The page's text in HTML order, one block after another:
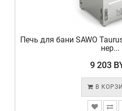
Печь для бани SAWO
нер...
9 203
В